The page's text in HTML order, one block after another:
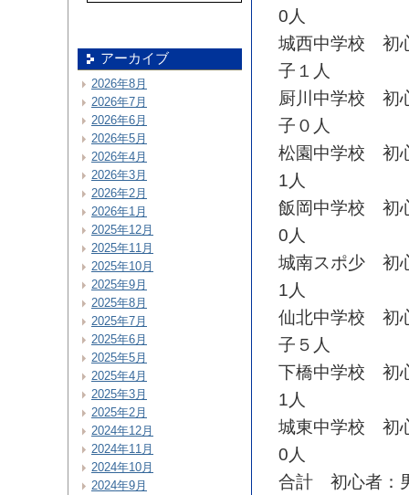
0人
城西中学校 初
子１人
厨川中学校 初
子０人
松園中学校 初
1人
飯岡中学校 初
0人
城南スポ少 初
1人
仙北中学校 初
子５人
下橋中学校 初
1人
城東中学校 初
0人
合計 初心者：
アーカイブ
2026年8月
2026年7月
2026年6月
2026年5月
2026年4月
2026年3月
2026年2月
2026年1月
2025年12月
2025年11月
2025年10月
2025年9月
2025年8月
2025年7月
2025年6月
2025年5月
2025年4月
2025年3月
2025年2月
2024年12月
2024年11月
2024年10月
2024年9月